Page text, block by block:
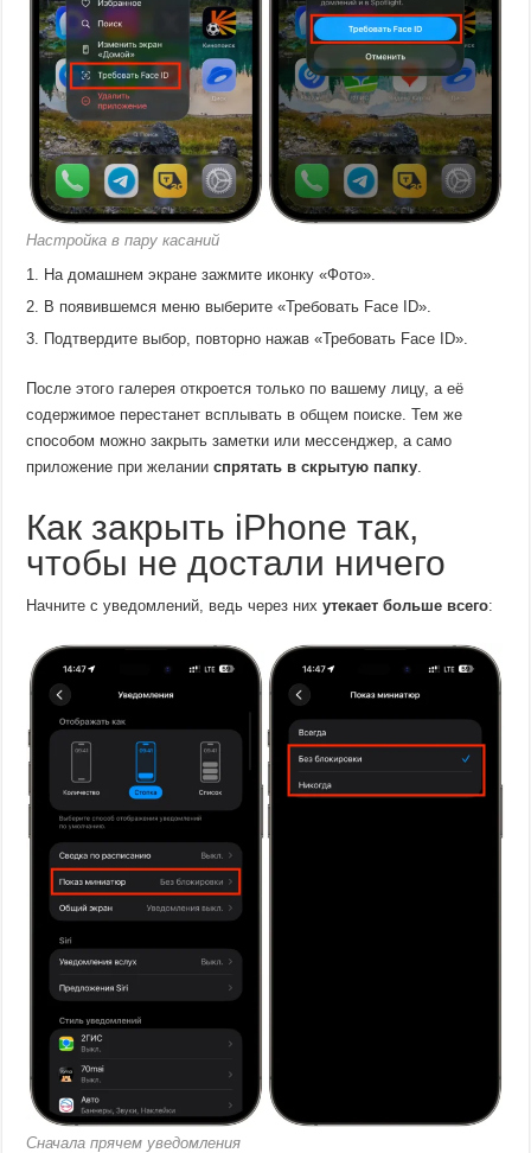
Настройка в пару касаний
На домашнем экране зажмите иконку «Фото».
В появившемся меню выберите «Требовать Face ID».
Подтвердите выбор, повторно нажав «Требовать Face ID».
После этого галерея откроется только по вашему лицу, а её
содержимое перестанет всплывать в общем поиске. Тем же
способом можно закрыть заметки или мессенджер, а само
приложение при желанииспрятать в скрытую папку.
Как закрыть iPhone так,
чтобы не достали ничего
Начните с уведомлений, ведь через нихутекает больше всего:
Сначала прячем уведомления